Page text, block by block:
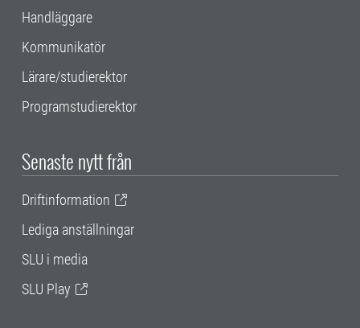
Handläggare
Kommunikatör
Lärare/studierektor
Programstudierektor
Senaste nytt från
Driftinformation
Lediga anställningar
SLU i media
SLU Play